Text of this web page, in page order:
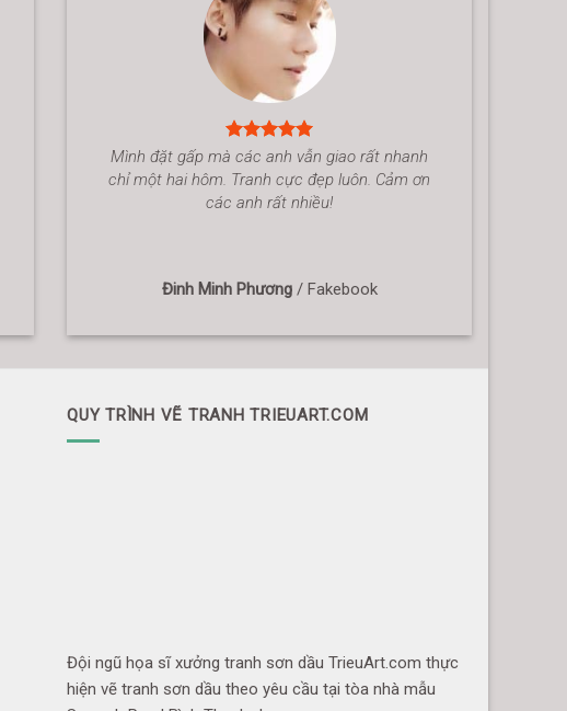
Mình đặt gấp mà các anh vẫn giao rất nhanh
chỉ một hai hôm. Tranh cực đẹp luôn. Cảm ơn
các anh rất nhiều!
Đinh Minh Phương / Fakebook
QUY TRÌNH VẼ TRANH TRIEUART.COM
Đội ngũ họa sĩ xưởng tranh sơn dầu TrieuArt.com thực
hiện vẽ tranh sơn dầu theo yêu cầu tại tòa nhà mẫu